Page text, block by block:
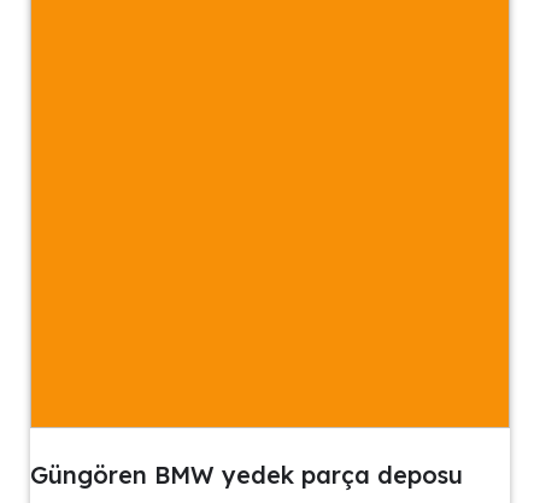
Güngören BMW yedek parça deposu